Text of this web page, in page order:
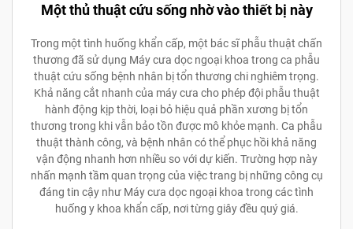
Một thủ thuật cứu sống nhờ vào thiết bị này
Trong một tình huống khẩn cấp, một bác sĩ phẫu thuật chấn
thương đã sử dụng Máy cưa dọc ngoại khoa trong ca phẫu
thuật cứu sống bệnh nhân bị tổn thương chi nghiêm trọng.
Khả năng cắt nhanh của máy cưa cho phép đội phẫu thuật
hành động kịp thời, loại bỏ hiệu quả phần xương bị tổn
thương trong khi vẫn bảo tồn được mô khỏe mạnh. Ca phẫu
thuật thành công, và bệnh nhân có thể phục hồi khả năng
vận động nhanh hơn nhiều so với dự kiến. Trường hợp này
nhấn mạnh tầm quan trọng của việc trang bị những công cụ
đáng tin cậy như Máy cưa dọc ngoại khoa trong các tình
huống y khoa khẩn cấp, nơi từng giây đều quý giá.